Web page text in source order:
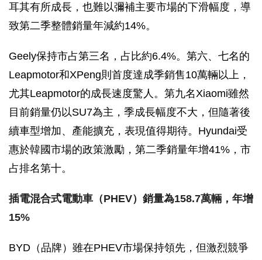
耳其有所成長，也難以彌補主要市場的下滑幅度，導
致第二季整體銷量年減約14%。
Geely保持市占第三名，占比約6.4%。第六、七名的
Leapmotor和XPeng則首度達成季銷售10萬輛以上，
尤其Leapmotor的成長速度驚人。第九名Xiaomi雖然
目前銷量仍以SU7為主，季成長幅度不大，但隨著後
續車型增加、產能擴充，表現值得期待。Hyundai受
惠於韓國市場的政策激勵，第二季銷量年增41%，市
占排名第十。
插電混合式電動車（PHEV）銷量為158.7萬輛，年增
15%
BYD（品牌）雖在PHEV市場保持領先，但激烈競爭